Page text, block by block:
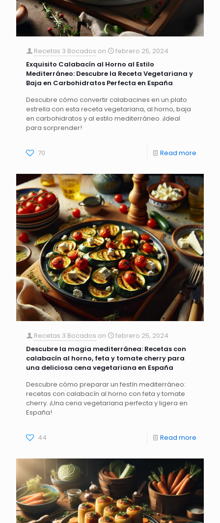
Recetas 3 Bocados on
febrero 25, 2024
Exquisito Calabacín al Horno al Estilo
Mediterráneo: Descubre la Receta Vegetariana y
Baja en Carbohidratos Perfecta en España
Descubre cómo convertir calabacines en un plato
estrella con esta receta vegetariana, al horno, baja
en carbohidratos y al estilo mediterráneo. ¡Ideal
para sorprender!
70 Read more
Recetas 3 Bocados on
febrero 25, 2024
Descubre la magia mediterránea: Recetas con
calabacín al horno, feta y tomate cherry para
una deliciosa cena vegetariana en España
Descubre cómo preparar un festín mediterráneo:
recetas con calabacín al horno con feta y tomate
cherry. ¡Una cena vegetariana perfecta y ligera en
España!
44 Read more